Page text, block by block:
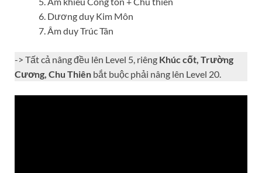
Dương duy Kim Môn
Âm duy Trúc Tân
-> Tất cả nâng đều lên Level 5, riêng Khúc cốt, Trường
Cương, Chu Thiên bắt buộc phải nâng lên Level 20.